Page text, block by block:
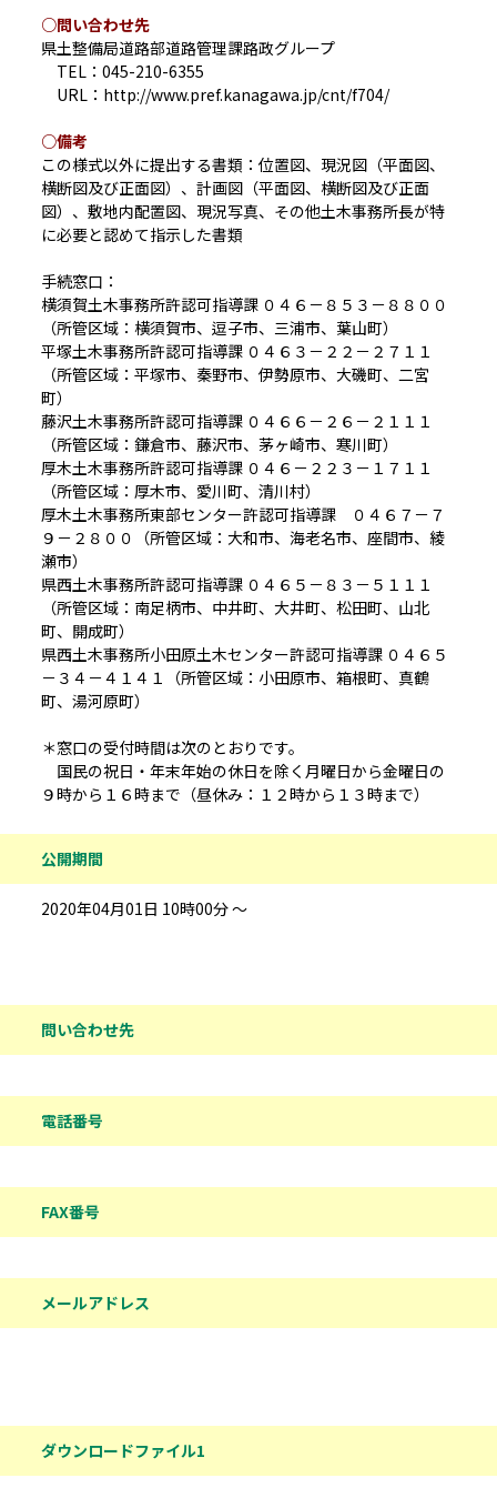
○問い合わせ先
県土整備局道路部道路管理課路政グループ
TEL：045-210-6355
URL：http://www.pref.kanagawa.jp/cnt/f704/
○備考
この様式以外に提出する書類：位置図、現況図（平面図、
横断図及び正面図）、計画図（平面図、横断図及び正面
図）、敷地内配置図、現況写真、その他土木事務所長が特
に必要と認めて指示した書類
手続窓口：
横須賀土木事務所許認可指導課 ０４６－８５３－８８００
（所管区域：横須賀市、逗子市、三浦市、葉山町）
平塚土木事務所許認可指導課 ０４６３－２２－２７１１
（所管区域：平塚市、秦野市、伊勢原市、大磯町、二宮
町）
藤沢土木事務所許認可指導課 ０４６６－２６－２１１１
（所管区域：鎌倉市、藤沢市、茅ヶ崎市、寒川町）
厚木土木事務所許認可指導課 ０４６－２２３－１７１１
（所管区域：厚木市、愛川町、清川村）
厚木土木事務所東部センター許認可指導課 ０４６７－７
９－２８００（所管区域：大和市、海老名市、座間市、綾
瀬市）
県西土木事務所許認可指導課 ０４６５－８３－５１１１
（所管区域：南足柄市、中井町、大井町、松田町、山北
町、開成町）
県西土木事務所小田原土木センター許認可指導課 ０４６５
－３４－４１４１（所管区域：小田原市、箱根町、真鶴
町、湯河原町）
＊窓口の受付時間は次のとおりです。
国民の祝日・年末年始の休日を除く月曜日から金曜日の
９時から１６時まで（昼休み：１２時から１３時まで）
公開期間
2020年04月01日 10時00分 ～
問い合わせ先
電話番号
FAX番号
メールアドレス
ダウンロードファイル1